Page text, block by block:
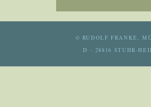
© RUDOLF FRANKE,
D - 28816 STUHR-